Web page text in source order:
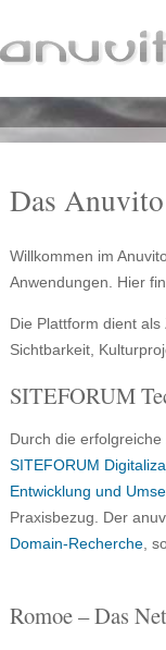
Das
Willkommen im
Anwendungen. Hier
Die Plattform dient
Sichtbarkeit,
SITEFORUM
Durch die
SITEFORUM
Entwicklung und
Praxisbezug. Der
Domain-Recherche,
Romoe – Das